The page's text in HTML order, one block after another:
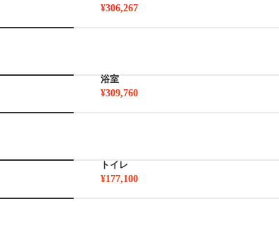
¥306,267
浴室
¥309,760
トイレ
¥177,100